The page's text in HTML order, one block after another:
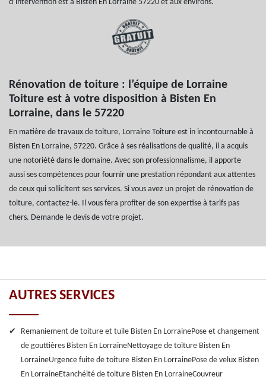
d’intervention est à Bisten En Lorraine 57220 et aux environs.
Rénovation de toiture : l’équipe de Lorraine
Toiture est à votre disposition à Bisten En
Lorraine, dans le 57220
En matière de travaux de toiture, Lorraine Toiture est in incontournable à
Bisten En Lorraine, 57220. Grâce à ses réalisations de qualité, il a acquis
une notoriété dans le domaine. Avec son professionnalisme, il apporte
aussi ses compétences pour fournir une prestation répondant aux attentes
de ceux qui sollicitent ses services. Si vous avez un projet de rénovation de
toiture, contactez-le. Il vous fera profiter de son expertise à tarifs pas
chers. Demande le devis de votre projet.
AUTRES SERVICES
Remaniement de toiture et tuile Bisten En LorrainePose et changement
de gouttières Bisten En LorraineNettoyage de toiture Bisten En
LorraineUrgence fuite de toiture Bisten En LorrainePose de velux Bisten
En LorraineEtanchéité de toiture Bisten En LorraineCouvreur